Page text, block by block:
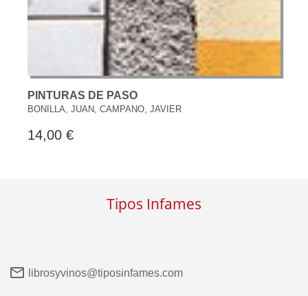
PINTURAS DE PASO
BONILLA, JUAN, CAMPANO, JAVIER
14,00 €
Tipos Infames
librosyvinos@tiposinfames.com